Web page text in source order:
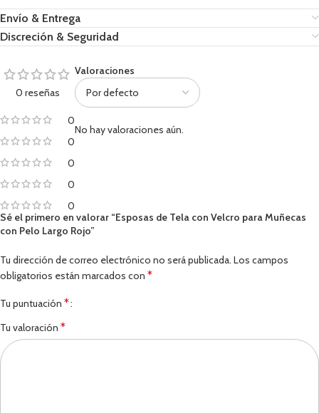
Envío & Entrega
Discreción & Seguridad
0 reseñas
0
0
0
0
0
Valoraciones
No hay valoraciones aún.
Sé el primero en valorar “Esposas de Tela con Velcro para Muñecas
con Pelo Largo Rojo”
Tu dirección de correo electrónico no será publicada. Los campos
obligatorios están marcados con *
Tu puntuación *
Tu valoración *